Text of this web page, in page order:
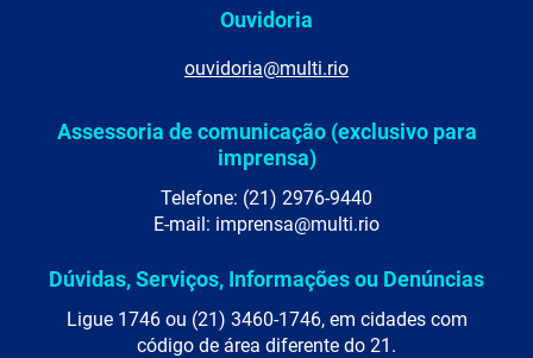
Ouvidoria
ouvidoria@multi.rio
Assessoria de comunicação (exclusivo para
imprensa)
Telefone: (21) 2976-9440
E-mail: imprensa@multi.rio
Dúvidas, Serviços, Informações ou Denúncias
Ligue 1746 ou (21) 3460-1746, em cidades com
código de área diferente do 21.